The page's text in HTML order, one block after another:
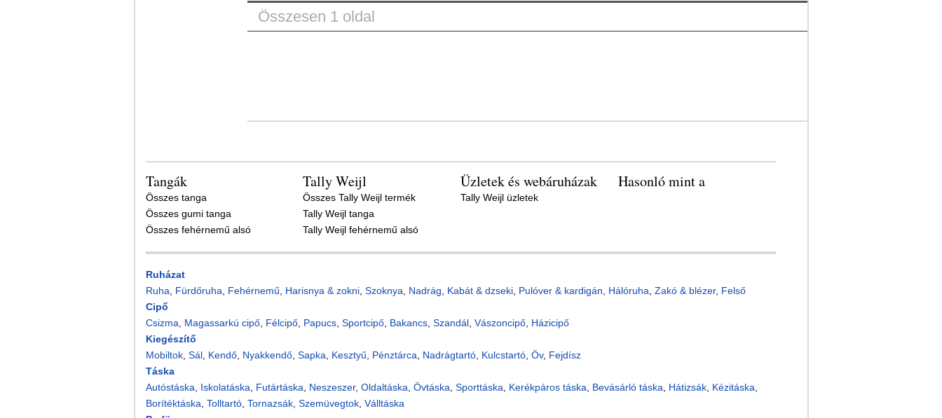
Összesen 1 oldal
Tangák
Összes tanga
Összes gumi tanga
Összes fehérnemű alsó
Tally Weijl
Összes Tally Weijl termék
Tally Weijl tanga
Tally Weijl fehérnemű alsó
Üzletek és webáruházak
Tally Weijl üzletek
Hasonló mint a
Ruházat
Ruha, Fürdőruha, Fehérnemű, Harisnya & zokni, Szoknya, Nadrág, Kabát & dzseki, Pulóver & kardigán, Hálóruha, Zakó & blézer, Felső
Cipő
Csizma, Magassarkú cipő, Félcipő, Papucs, Sportcipő, Bakancs, Szandál, Vászoncipő, Házicipő
Kiegészítő
Mobiltok, Sál, Kendő, Nyakkendő, Sapka, Kesztyű, Pénztárca, Nadrágtartó, Kulcstartó, Öv, Fejdísz
Táska
Autóstáska, Iskolatáska, Futártáska, Neszeszer, Oldaltáska, Övtáska, Sporttáska, Kerékpáros táska, Bevásárló táska, Hátizsák, Kézitáska,
Borítéktáska, Tolltartó, Tornazsák, Szemüvegtok, Válltáska